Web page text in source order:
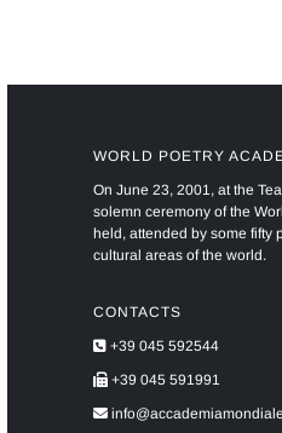
WORLD POETRY
On June 23, 2001, at the
solemn ceremony of the
held, attended by some fifty
cultural areas of the world.
CONTACTS
+39 045 592544
+39 045 591991